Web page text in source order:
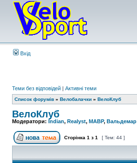
Вхід
Теми без відповідей | Активні теми
Список форумів » Велобалачки » ВелоКлуб
ВелоКлуб
Модератори: Indian, Realyst, MABP, Вальдемар
Сторінка 1 з 1 [ Тем: 44 ]